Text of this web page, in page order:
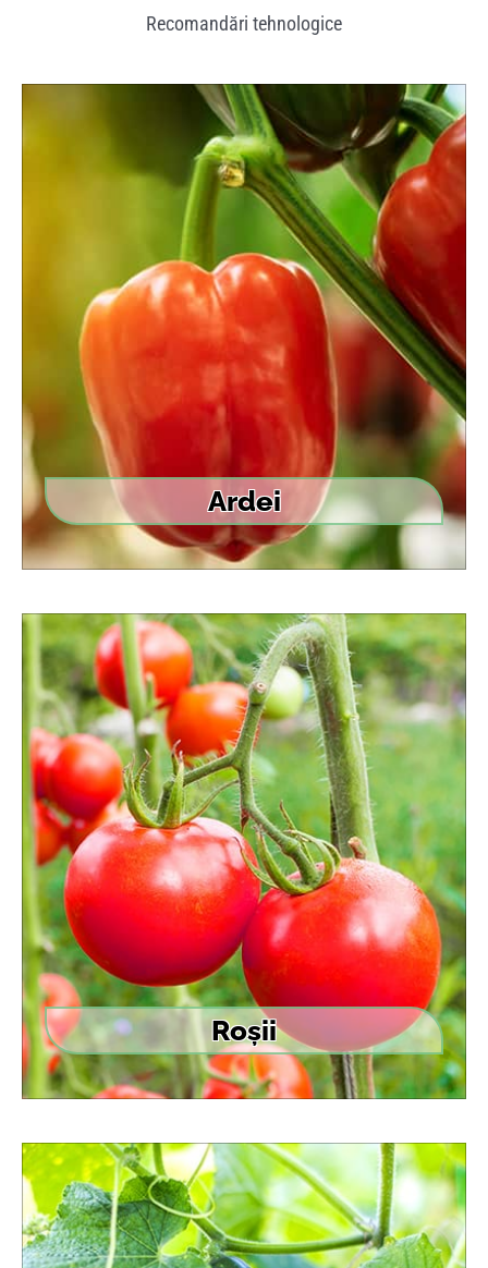
Recomandări tehnologice
Ardei
Roșii